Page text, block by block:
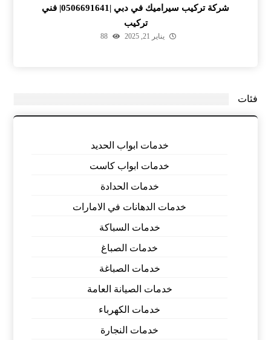
شركة تركيب سيراميك في دبي |0506691641| فني
تركيب
يناير 21, 2025 88
فئات
خدمات ابواب الحديد
خدمات ابواب كاست
خدمات الحدادة
خدمات الدهانات في الامارات
خدمات السباكة
خدمات الصباغ
خدمات الصباغة
خدمات الصيانة العامة
خدمات الكهرباء
خدمات النجارة